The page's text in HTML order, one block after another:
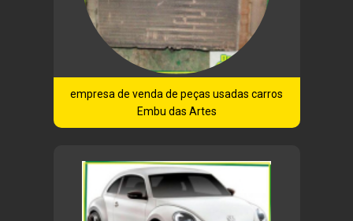
empresa de venda de peças usadas carros
Embu das Artes